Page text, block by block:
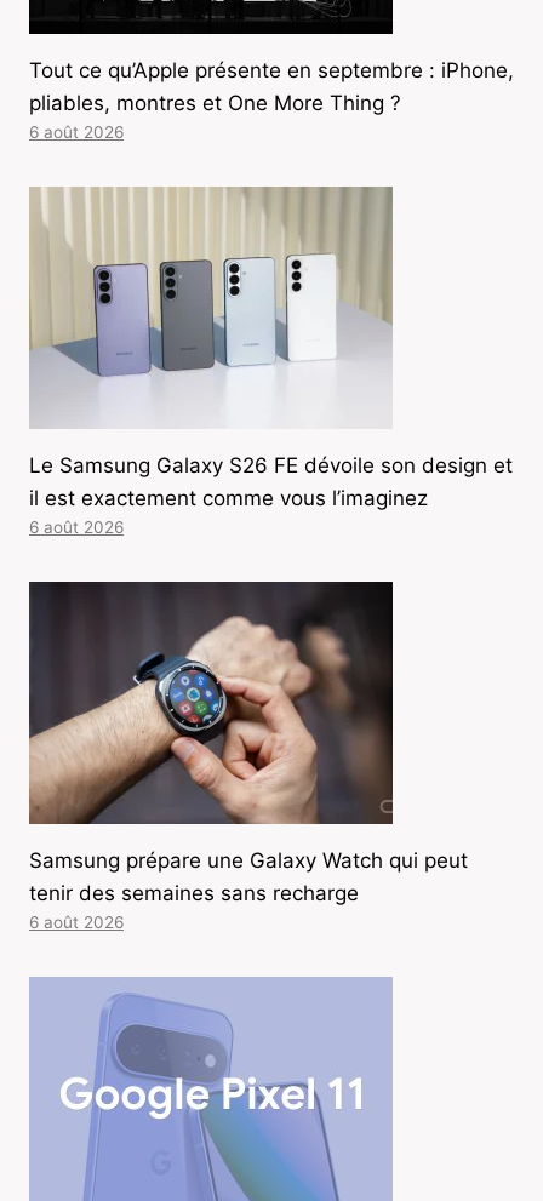
Tout ce qu’Apple présente en septembre : iPhone,
pliables, montres et One More Thing ?
6 août 2026
Le Samsung Galaxy S26 FE dévoile son design et
il est exactement comme vous l’imaginez
6 août 2026
Samsung prépare une Galaxy Watch qui peut
tenir des semaines sans recharge
6 août 2026